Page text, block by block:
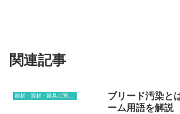
関連記事
建材・資材・建具に関する用語
ブリード汚染と
ーム用語を解説